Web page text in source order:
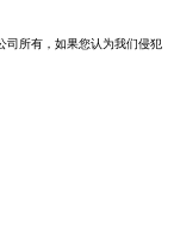
司所有，如果您认为我们侵犯